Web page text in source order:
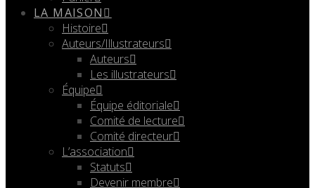
LA MAISON
Histoire
Auteurs/Illustrateurs
Auteurs
Les illustrateurs
Équipe
Équipe éditoriale
Comité de lecture
Comité directeur
L’association
Statuts
Devenir membre